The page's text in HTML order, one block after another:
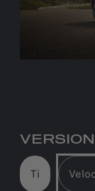
Ti